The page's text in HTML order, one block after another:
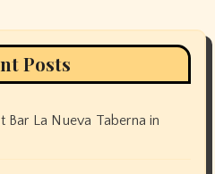
Posts
Bar La Nueva Taberna in